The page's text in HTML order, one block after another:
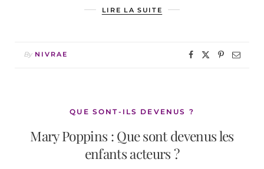
LIRE LA SUITE
By NIVRAE
QUE SONT-ILS DEVENUS ?
Mary Poppins : Que sont devenus les
enfants acteurs ?